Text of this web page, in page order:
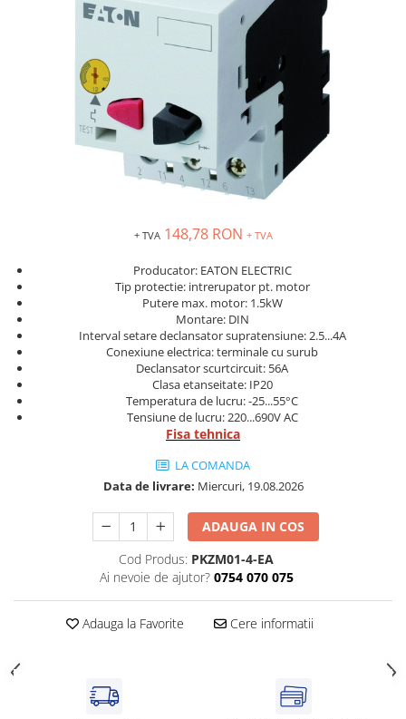
Router si switch-uri industriale
Senzori distanta
Senzori inductivi
Senzori magnetici-rezistivi
Senzori ultrasonici
Butoane si accesorii
Direct-On-Line Starters
Relee termice
Cam Switches
Cleme sir
Accesorii cleme
Cleme 10mm
Cleme 2.5mm
Cleme 4mm
+ TVA 148,78 RON + TVA
Producator: EATON ELECTRIC
Tip protectie: intrerupator pt. motor
Putere max. motor: 1.5kW
Montare: DIN
Interval setare declansator supratensiune: 2.5...4A
Conexiune electrica: terminale cu surub
Declansator scurtcircuit: 56A
Clasa etanseitate: IP20
Temperatura de lucru: -25...55°C
Tensiune de lucru: 220...690V AC
Fisa tehnica
LA COMANDA
Data de livrare: Miercuri, 19.08.2026
ADAUGA IN COS
Cod Produs: PKZM01-4-EA
Ai nevoie de ajutor? 0754 070 075
Adauga la Favorite Cere informatii